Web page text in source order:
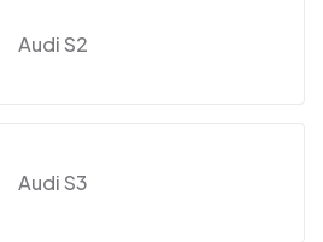
Audi S2
Audi S3